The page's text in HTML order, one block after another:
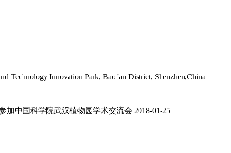
Technology Innovation Park, Bao 'an District, Shenzhen,China
加中国科学院武汉植物园学术交流会 2018-01-25